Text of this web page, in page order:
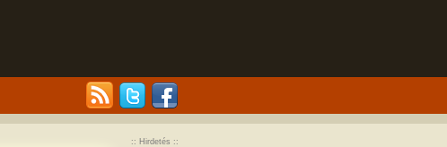
:: Hirdetés ::